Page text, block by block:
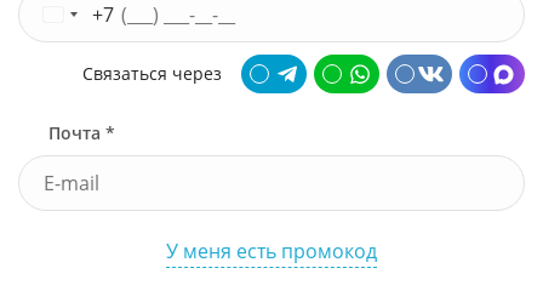
+7
Связаться через
Почта *
У меня есть промокод